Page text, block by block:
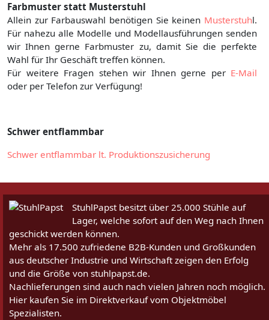
Farbmuster statt Musterstuhl
Allein zur Farbauswahl benötigen Sie keinen Musterstuhl.
Für nahezu alle Modelle und Modellausführungen senden
wir Ihnen gerne Farbmuster zu, damit Sie die perfekte
Wahl für Ihr Geschäft treffen können.
Für weitere Fragen stehen wir Ihnen gerne perE-Mail
oder per Telefon zur Verfügung!
Schwer entflammbar
Schwer entflammbar lt. Produktionszusicherung
StuhlPapst besitzt über 25.000 Stühle auf
Lager, welche sofort auf den Weg nach Ihnen
geschickt werden können.
Mehr als 17.500 zufriedene B2B-Kunden und Großkunden
aus deutscher Industrie und Wirtschaft zeigen den Erfolg
und die Größe von stuhlpapst.de.
Nachlieferungen sind auch nach vielen Jahren noch möglich.
Hier kaufen Sie im Direktverkauf vom Objektmöbel
Spezialisten.